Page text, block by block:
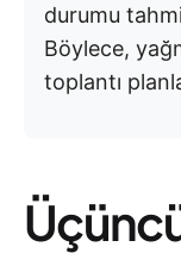
durumu
Böylece,
toplantı